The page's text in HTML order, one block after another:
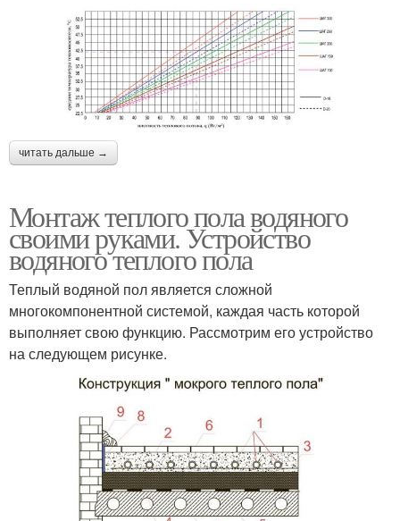
читать дальше →
Монтаж теплого пола водяного
своими руками. Устройство
водяного теплого пола
Теплый водяной пол является сложной
многокомпонентной системой, каждая часть которой
выполняет свою функцию. Рассмотрим его устройство
на следующем рисунке.